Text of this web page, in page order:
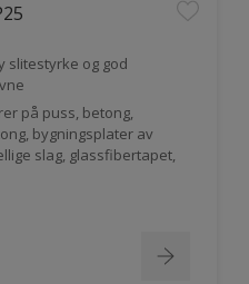
slitestyrke og god
på puss, betong,
bygningsplater av
slag, glassfibertapet,